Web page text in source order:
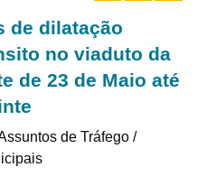
de dilatação
no viaduto da
de 23 de Maio até
de Tráfego /